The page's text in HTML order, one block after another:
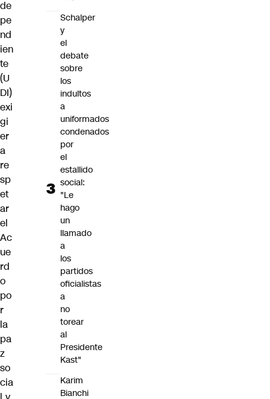
de
pe
nd
ien
te
(U
DI)
exi
gi
er
a
re
sp
et
ar
el
Ac
ue
rd
o
po
r
la
pa
z
so
cia
Schalper
y
el
debate
sobre
los
indultos
a
uniformados
condenados
por
el
estallido
social:
"Le
hago
un
llamado
a
los
partidos
oficialistas
a
no
torear
al
Presidente
Kast"
Karim
Bianchi